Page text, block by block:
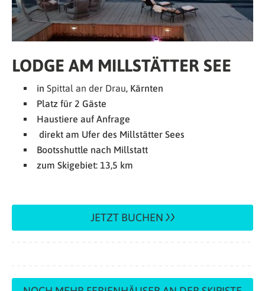
LODGE AM MILLSTÄTTER SEE
in Spittal an der Drau, Kärnten
Platz für 2 Gäste
Haustiere auf Anfrage
direkt am Ufer des Millstätter Sees
Bootsshuttle nach Millstatt
zum Skigebiet: 13,5 km
JETZT BUCHEN